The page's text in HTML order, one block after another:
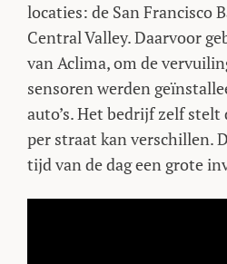
locaties: de San Francisco
Central Valley. Daarvoor
van Aclima, om de
sensoren werden
auto’s. Het bedrijf zelf
per straat kan verschillen.
tijd van de dag een grote